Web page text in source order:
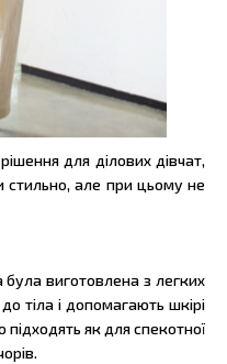
для ділових дівчат,
стильно, але при цьому не
виготовлена з легких
тіла і допомагають шкірі
підходять як для спекотної